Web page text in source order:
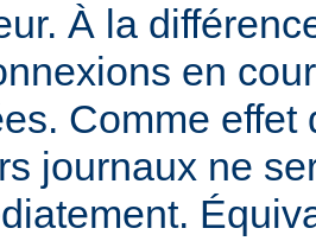
À la
en
Comme
journaux ne